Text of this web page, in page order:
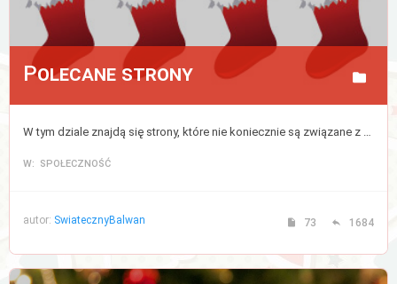
Polecane strony
W tym dziale znajdą się strony, które nie koniecznie są związane z tematyką świąteczną, lecz są przez nas gorąco polecane.
W: SPOŁECZNOŚĆ
autor: SwiatecznyBalwan 73 1684